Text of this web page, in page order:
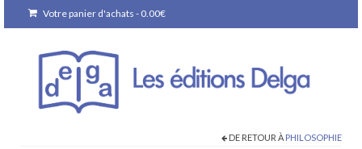
Votre panier d'achats - 0.00€
DE RETOUR À PHILOSOPHIE